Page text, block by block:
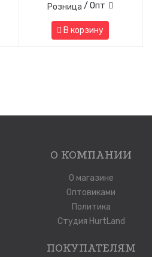
Розница / Опт
В корзину
О КОМПАНИИ
О магазине
Оптовиками
Политика
Студия HurtLand
ПОКУПАТЕЛЯМ